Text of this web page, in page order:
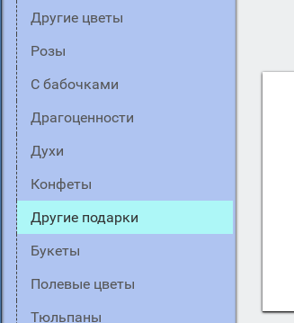
другие цветы
розы
с бабочками
драгоценности
духи
конфеты
другие подарки
букеты
полевые цветы
тюльпаны